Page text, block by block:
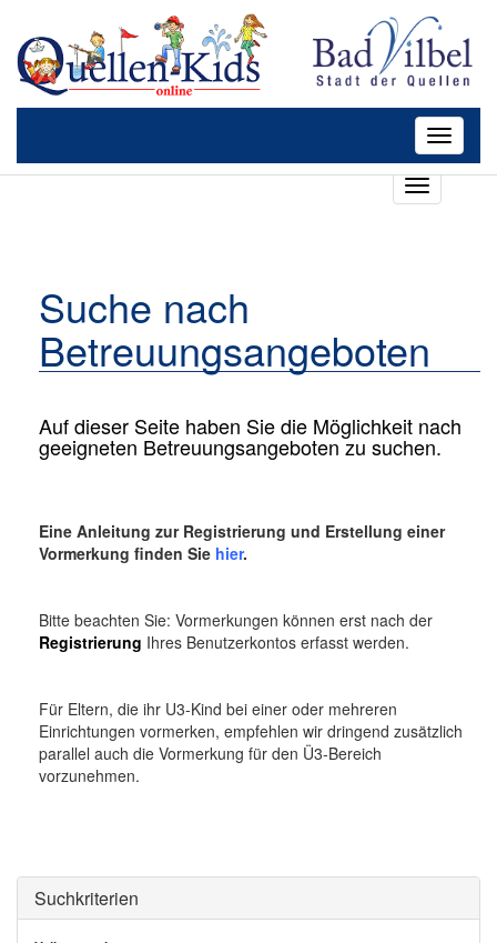
Toggle
Suche nach
Betreuungsangeboten
Auf dieser Seite haben Sie die Möglichkeit nach
geeigneten Betreuungsangeboten zu suchen.
Eine Anleitung zur Registrierung und Erstellung einer
Vormerkung finden Sie hier.
Bitte beachten Sie: Vormerkungen können erst nach der
Registrierung Ihres Benutzerkontos erfasst werden.
Für Eltern, die ihr U3-Kind bei einer oder mehreren
Einrichtungen vormerken, empfehlen wir dringend zusätzlich
parallel auch die Vormerkung für den Ü3-Bereich
vorzunehmen.
T
o
a
v
a
t
n
Suchkriterien